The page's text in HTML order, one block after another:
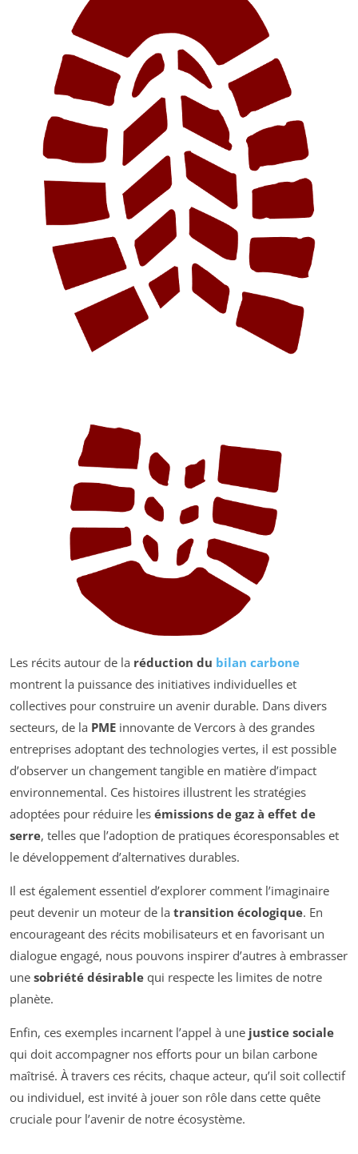
Les récits autour de la réduction du bilan carbone
montrent la puissance des initiatives individuelles et
collectives pour construire un avenir durable. Dans divers
secteurs, de la PME innovante de Vercors à des grandes
entreprises adoptant des technologies vertes, il est possible
d’observer un changement tangible en matière d’impact
environnemental. Ces histoires illustrent les stratégies
adoptées pour réduire les émissions de gaz à effet de
serre, telles que l’adoption de pratiques écoresponsables et
le développement d’alternatives durables.
Il est également essentiel d’explorer comment l’imaginaire
peut devenir un moteur de la transition écologique. En
encourageant des récits mobilisateurs et en favorisant un
dialogue engagé, nous pouvons inspirer d’autres à embrasser
une sobriété désirable qui respecte les limites de notre
planète.
Enfin, ces exemples incarnent l’appel à une justice sociale
qui doit accompagner nos efforts pour un bilan carbone
maîtrisé. À travers ces récits, chaque acteur, qu’il soit collectif
ou individuel, est invité à jouer son rôle dans cette quête
cruciale pour l’avenir de notre écosystème.